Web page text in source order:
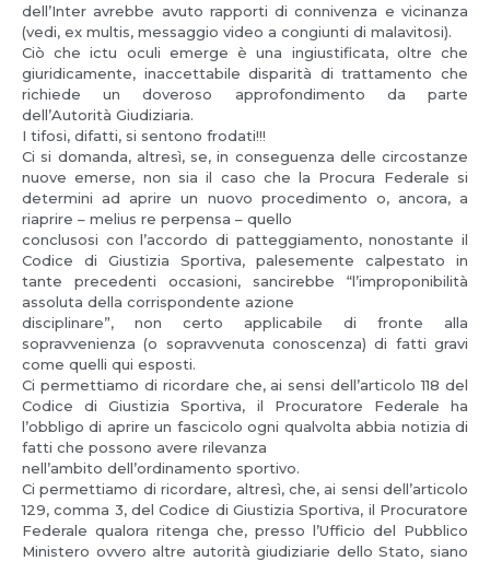
dell’Inter avrebbe avuto rapporti di connivenza e vicinanza
(vedi, ex multis, messaggio video a congiunti di malavitosi).
Ciò che ictu oculi emerge è una ingiustificata, oltre che
giuridicamente, inaccettabile disparità di trattamento che
richiede un doveroso approfondimento da parte
dell’Autorità Giudiziaria.
I tifosi, difatti, si sentono frodati!!!
Ci si domanda, altresì, se, in conseguenza delle circostanze
nuove emerse, non sia il caso che la Procura Federale si
determini ad aprire un nuovo procedimento o, ancora, a
riaprire – melius re perpensa – quello
conclusosi con l’accordo di patteggiamento, nonostante il
Codice di Giustizia Sportiva, palesemente calpestato in
tante precedenti occasioni, sancirebbe “l’improponibilità
assoluta della corrispondente azione
disciplinare”, non certo applicabile di fronte alla
sopravvenienza (o sopravvenuta conoscenza) di fatti gravi
come quelli qui esposti.
Ci permettiamo di ricordare che, ai sensi dell’articolo 118 del
Codice di Giustizia Sportiva, il Procuratore Federale ha
l’obbligo di aprire un fascicolo ogni qualvolta abbia notizia di
fatti che possono avere rilevanza
nell’ambito dell’ordinamento sportivo.
Ci permettiamo di ricordare, altresì, che, ai sensi dell’articolo
129, comma 3, del Codice di Giustizia Sportiva, il Procuratore
Federale qualora ritenga che, presso l’Ufficio del Pubblico
Ministero ovvero altre autorità giudiziarie dello Stato, siano